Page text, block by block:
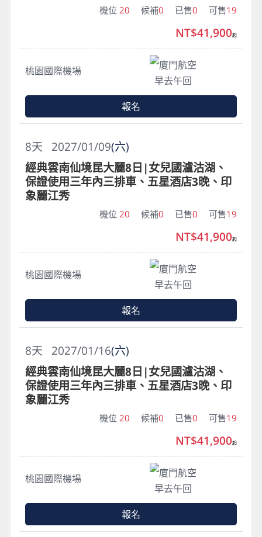
機位 20 候補0 已售0 可售19
桃園國際機場
廈門航空
早去午回
NT$41,900起
報名
2027/01/09(六)
8天
經典雲南仙境昆大麗8日|女兒國瀘沽湖、
保證使用三年內三排車、五星酒店3晚、印
象麗江秀
機位 20 候補0 已售0 可售19
桃園國際機場
廈門航空
早去午回
NT$41,900起
報名
2027/01/16(六)
8天
經典雲南仙境昆大麗8日|女兒國瀘沽湖、
保證使用三年內三排車、五星酒店3晚、印
象麗江秀
機位 20 候補0 已售0 可售19
桃園國際機場
廈門航空
早去午回
NT$41,900起
報名